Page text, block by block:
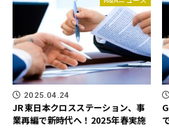
2025.04.24
JR東日本クロスステーション、事
業再編で新時代へ！2025年春実施